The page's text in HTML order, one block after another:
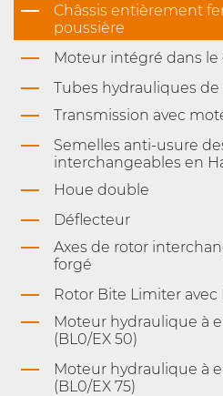
Châssis entièrement
poussière
Moteur intégré dans le
Tubes hydrauliques
Transmission avec
Semelles anti-usure
interchangeables en
Houe double
Déflecteur
Axes de rotor
forgé
Rotor Bite Limiter avec
Moteur hydraulique à
(BL0/EX 50)
Moteur hydraulique à
(BL0/EX 75)